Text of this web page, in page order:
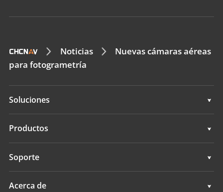
Noticias
Nuevas cámaras aéreas
para fotogrametría
Soluciones
Topografía e ingeniería
Levantamientos hidrográficos
Productos
Topografía e ingeniería
Soporte
Soporte
Acerca de